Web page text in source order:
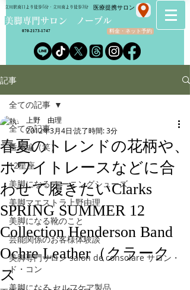
​美脚専門サロン ノーブル
立川駅南口より徒歩5分・立川南より徒歩3分
料金・ネット予約
070-2173-1747
​医療提携サロン
記事
全ての記事
番外編（笑）
12星座
美脚になる トーニングシューズ
美脚マエストラ上野由理
美脚になる靴のこと
芸能関係のお客様体験談
美脚専門サロン salon de consolare サロン・
ド・コン
美脚になる セルフケア製品
全ての記事
春夏のトレンドの花柄や、
ホワイトレースなどに合
わせて履きたいClarks
SPRING SUMMER 12
Collection Henderson Band
Ochre Leather（クラーク
ス
上野 由理
2012年3月4日 読了時間: 3分